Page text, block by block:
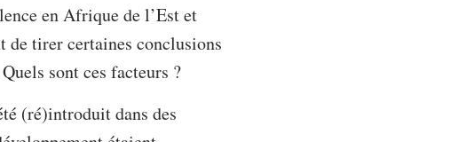
en Afrique de l’Est et
de tirer certaines conclusions
sont ces facteurs ?
(ré)introduit dans des